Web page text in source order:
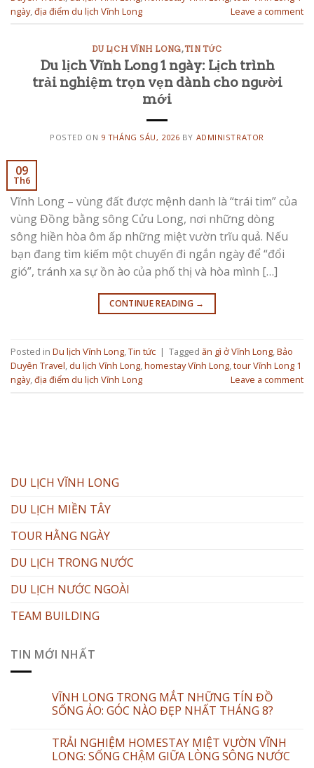
ngày, địa điểm du lịch Vĩnh Long Leave a comment
DU LỊCH VĨNH LONG,TIN TỨC
Du lịch Vĩnh Long 1 ngày: Lịch trình
trải nghiệm trọn vẹn dành cho người
mới
POSTED ON 9 THÁNG SÁU, 2026 BY ADMINISTRATOR
09
Th6
Vĩnh Long – vùng đất được mệnh danh là “trái tim” của
vùng Đồng bằng sông Cửu Long, nơi những dòng
sông hiền hòa ôm ấp những miệt vườn trĩu quả. Nếu
bạn đang tìm kiếm một chuyến đi ngắn ngày để “đổi
gió”, tránh xa sự ồn ào của phố thị và hòa mình […]
CONTINUE READING →
Posted in Du lịch Vĩnh Long,Tin tức | Tagged ăn gì ở Vĩnh Long,Bảo
Duyên Travel, du lịch Vĩnh Long,homestay Vĩnh Long,tour Vĩnh Long 1
ngày,địa điểm du lịch Vĩnh Long Leave a comment
DU LỊCH VĨNH LONG
DU LỊCH MIỀN TÂY
TOUR HẰNG NGÀY
DU LỊCH TRONG NƯỚC
DU LỊCH NƯỚC NGOÀI
TEAM BUILDING
TIN MỚI NHẤT
VĨNH LONG TRONG MẮT NHỮNG TÍN ĐỒ
SỐNG ẢO: GÓC NÀO ĐẸP NHẤT THÁNG 8?
TRẢI NGHIỆM HOMESTAY MIỆT VƯỜN VĨNH
LONG: SỐNG CHẬM GIỮA LÒNG SÔNG NƯỚC